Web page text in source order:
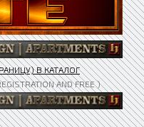
В КАТАЛОГ
AND FREE )